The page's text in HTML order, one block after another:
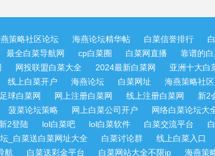
策略社区论坛 海燕论坛精华帖 白菜信誉排行
最全白菜导航网 cp白菜圈 白菜网直播 靠谱的白
网投联盟白菜大全 2024最新白菜网 亚洲十大白
线上白菜开户 海燕论坛 白菜网址 海燕策略社区
足球白菜网 网上注册白菜网 线上注册白菜网 新2
菠菜论坛策略 网上白菜公司开户 网络白菜论坛大
2登陆
lol白菜吧 lol白菜软件 白菜交流平台
_白菜送白菜网址大全
白菜讨论群 线上白菜入口
航
白菜送彩金平台 白菜网站大全不限ip 海燕策